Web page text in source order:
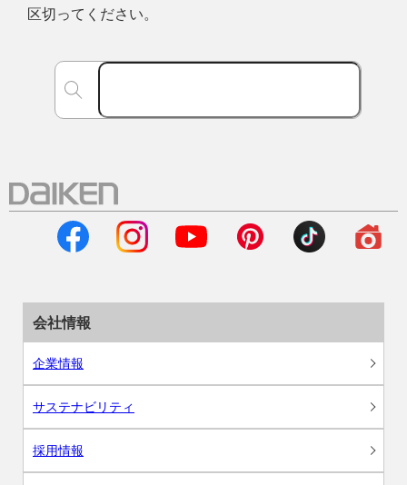
区切ってください。
会社情報
企業情報
サステナビリティ
採用情報